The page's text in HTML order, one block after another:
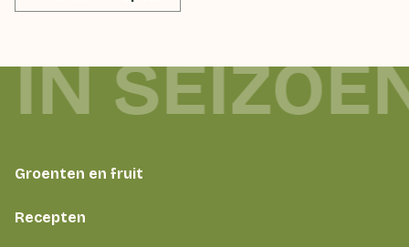
Groenten en fruit
Recepten